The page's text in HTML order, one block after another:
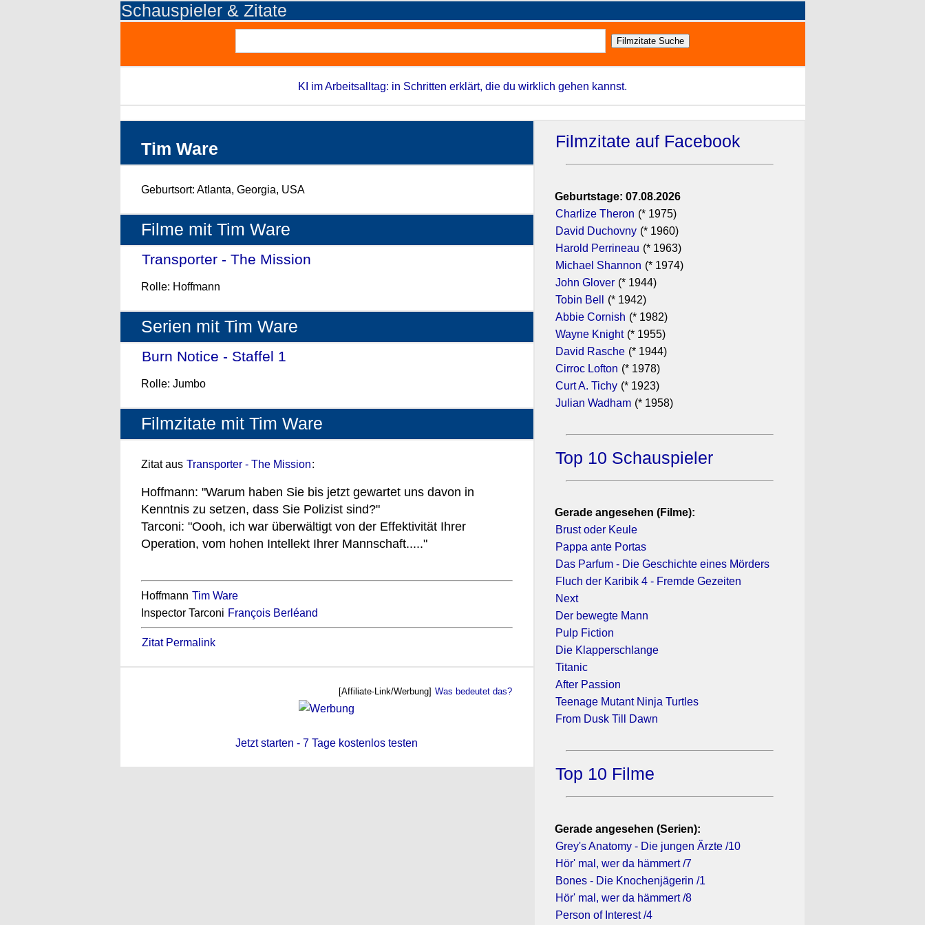
Schauspieler & Zitate
KI im Arbeitsalltag: in Schritten erklärt, die du wirklich gehen kannst.
Tim Ware
Geburtsort: Atlanta, Georgia, USA
Filme mit Tim Ware
Transporter - The Mission
Rolle: Hoffmann
Serien mit Tim Ware
Burn Notice - Staffel 1
Rolle: Jumbo
Filmzitate mit Tim Ware
Zitat aus Transporter - The Mission:
Hoffmann: "Warum haben Sie bis jetzt gewartet uns davon in
Kenntnis zu setzen, dass Sie Polizist sind?"
Tarconi: "Oooh, ich war überwältigt von der Effektivität Ihrer
Operation, vom hohen Intellekt Ihrer Mannschaft....."
Hoffmann Tim Ware
Inspector Tarconi François Berléand
Zitat Permalink
[Affiliate-Link/Werbung] Was bedeutet das?
Jetzt starten - 7 Tage kostenlos testen
Filmzitate auf Facebook
Geburtstage: 07.08.2026
Charlize Theron (* 1975)
David Duchovny (* 1960)
Harold Perrineau (* 1963)
Michael Shannon (* 1974)
John Glover (* 1944)
Tobin Bell
(* 1942)
Abbie Cornish (* 1982)
Wayne Knight (* 1955)
David Rasche (* 1944)
Cirroc Lofton (* 1978)
Curt A. Tichy (* 1923)
Julian Wadham (* 1958)
Top 10 Schauspieler
Gerade angesehen (Filme):
Brust oder Keule
Pappa ante Portas
Das Parfum - Die Geschichte eines Mörders
Fluch der Karibik 4 - Fremde Gezeiten
Next
Der bewegte Mann
Pulp Fiction
Die Klapperschlange
Titanic
After Passion
Teenage Mutant Ninja Turtles
From Dusk Till Dawn
Top 10 Filme
Gerade angesehen (Serien):
Grey's Anatomy - Die jungen Ärzte /10
Hör' mal, wer da hämmert /7
Bones - Die Knochenjägerin /1
Hör' mal, wer da hämmert /8
Person of Interest /4